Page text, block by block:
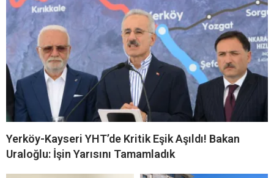
Yerköy-Kayseri YHT’de Kritik Eşik Aşıldı! Bakan
Uraloğlu: İşin Yarısını Tamamladık